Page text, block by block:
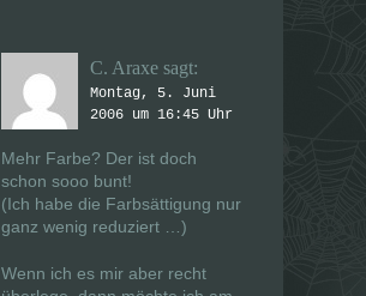
C. Araxe sagt:
Montag, 5. Juni
2006 um 16:45 Uhr
Mehr Farbe? Der ist doch
schon sooo bunt!
(Ich habe die Farbsättigung nur
ganz wenig reduziert …)
Wenn ich es mir aber recht